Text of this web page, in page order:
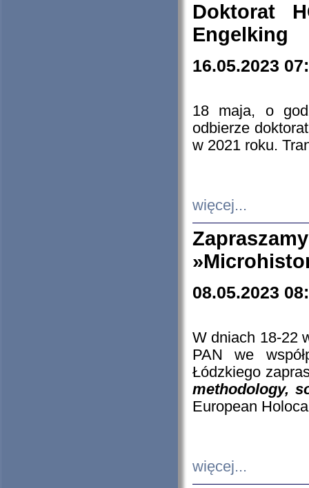
Doktorat
Engelking
16.05.2023
18 maja, o
odbierze
w 2021 roku.
więcej...
08.05.2023
W dniach 18-22
PAN we
Łódzkiego
methodology,
European
więcej...